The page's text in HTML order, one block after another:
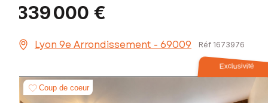
339 000 €
Lyon 9e Arrondissement - 69009 Réf 1673976
Exclusivité
Coup de coeur